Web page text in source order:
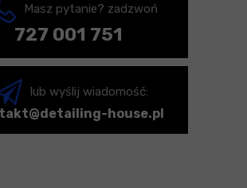
Masz pytanie? zadzwoń
727 001 751
lub wyślij wiadomość:
house.pl